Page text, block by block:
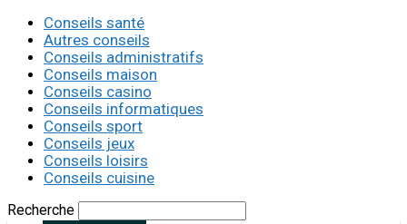
Conseils santé
Autres conseils
Conseils administratifs
Conseils maison
Conseils casino
Conseils informatiques
Conseils sport
Conseils jeux
Conseils loisirs
Conseils cuisine
Recherche